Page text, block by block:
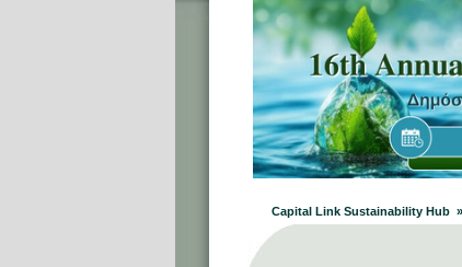
Capital Link Sustainability Hub